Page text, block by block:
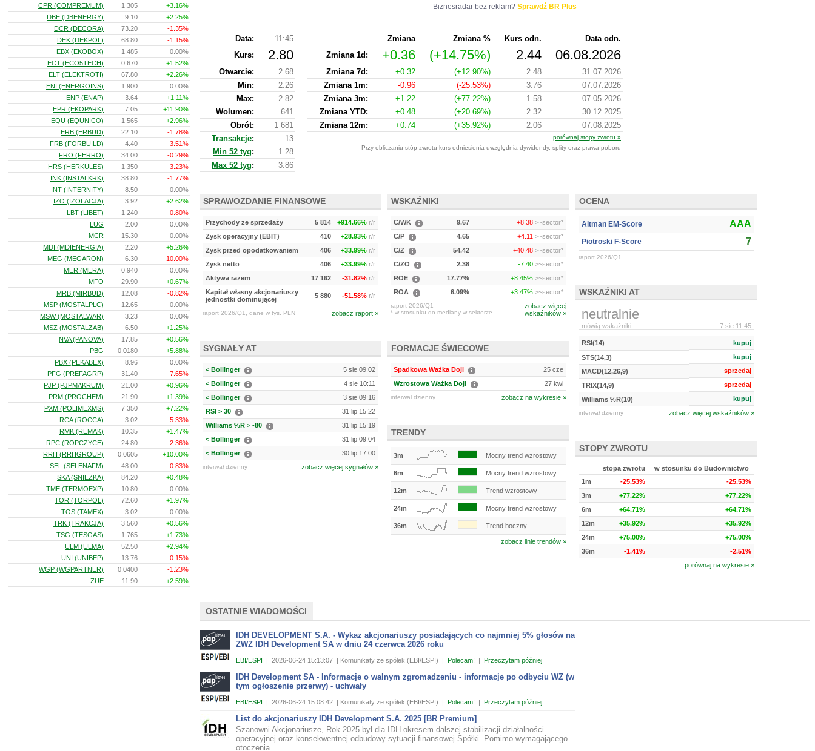
Biznesradar bez reklam? Sprawdź BR Plus
Data:
11:45
Kurs: 2.80
Otwarcie:
2.68
Min:
2.26
Max:
2.82
Wolumen:
641
Obrót:
1 681
Transakcje:
13
Min 52 tyg:
1.28
Max 52 tyg: 3.86
Zmiana Zmiana % Kurs odn.
Data odn.
Zmiana 1d:
+0.36 (+14.75%) 2.44 06.08.2026
Zmiana 7d: +0.32 (+12.90%) 2.48
31.07.2026
Zmiana 1m:
-0.96 (-25.53%) 3.76
07.07.2026
Zmiana 3m:
+1.22 (+77.22%) 1.58
07.05.2026
Zmiana YTD:
+0.48 (+20.69%) 2.32
30.12.2025
Zmiana 12m:
+0.74 (+35.92%) 2.06 07.08.2025
porównaj stopy zwrotu »
Przy obliczaniu stóp zwrotu kurs odniesienia uwzględnia dywidendy, splity oraz prawa poboru
SPRAWOZDANIE FINANSOWE
Przychody ze sprzedaży 5 814 +914.66% r/r
Zysk operacyjny (EBIT)
410 +28.93% r/r
Zysk przed opodatkowaniem
406 +33.99% r/r
Zysk netto
406 +33.99% r/r
Aktywa razem
17 162 -31.82% r/r
Kapitał własny akcjonariuszy
jednostki dominującej
5 880 -51.58% r/r
raport 2026/Q1, dane w tys. PLN zobacz raport »
WSKAŹNIKI
C/WK 9.67 +8.38 >~sector*
C/P
4.65 +4.11 >~sector*
C/Z
54.42 +40.48 >~sector*
C/ZO
2.38 -7.40 >~sector*
ROE
17.77% +8.45% >~sector*
ROA
6.09% +3.47% >~sector*
raport 2026/Q1
* w stosunku do mediany w sektorze
zobacz więcej
wskaźników »
OCENA
Altman EM-Score AAA
Piotroski F-Score 7
raport 2026/Q1
WSKAŹNIKI AT
neutralnie
7 sie 11:45
mówią wskaźniki
RSI(14)
kupuj
STS(14,3)
kupuj
MACD(12,26,9)
sprzedaj
TRIX(14,9)
sprzedaj
Williams %R(10)
kupuj
interwał dzienny zobacz więcej wskaźników »
SYGNAŁY AT
< Bollinger
5 sie 09:02
< Bollinger
4 sie 10:11
< Bollinger
3 sie 09:16
RSI > 30
31 lip 15:22
Williams %R > -80
31 lip 15:19
< Bollinger
31 lip 09:04
< Bollinger
30 lip 17:00
interwał dzienny zobacz więcej sygnałów »
FORMACJE ŚWIECOWE
Spadkowa Ważka Doji
25 cze
Wzrostowa Ważka Doji
27 kwi
interwał dzienny zobacz na wykresie »
TRENDY
3m Mocny trend wzrostowy
6m Mocny trend wzrostowy
12m Trend wzrostowy
24m Mocny trend wzrostowy
36m Trend boczny
zobacz linie trendów »
STOPY ZWROTU
stopa zwrotu
w stosunku do Budownictwo
1m
-25.53%
-25.53%
3m
+77.22%
+77.22%
6m
+64.71%
+64.71%
12m
+35.92%
+35.92%
24m
+75.00%
+75.00%
36m
-1.41%
-2.51%
porównaj na wykresie »
OSTATNIE WIADOMOŚCI
IDH DEVELOPMENT S.A. - Wykaz akcjonariuszy posiadających co najmniej 5% głosów na
ZWZ IDH Development SA w dniu 24 czerwca 2026 roku
EBI/ESPI 2026-06-24 15:13:07 | Komunikaty ze spółek (EBI/ESPI) Polecam! Przeczytam później
IDH Development SA - Informacje o walnym zgromadzeniu - informacje po odbyciu WZ (w
tym ogłoszenie przerwy) - uchwały
EBI/ESPI 2026-06-24 15:08:42 | Komunikaty ze spółek (EBI/ESPI) Polecam! Przeczytam później
List do akcjonariuszy IDH Development S.A. 2025 [BR Premium]
Szanowni Akcjonariusze, Rok 2025 był dla IDH okresem dalszej stabilizacji działalności
operacyjnej oraz konsekwentnej odbudowy sytuacji finansowej Spółki. Pomimo wymagającego
otoczenia...
CPR (COMPREMUM)
1.305
+3.16%
DBE (DBENERGY)
9.10
+2.25%
DCR (DECORA)
73.20
-1.35%
DEK (DEKPOL)
68.80
-1.15%
EBX (EKOBOX)
1.485
0.00%
ECT (ECO5TECH)
0.670
+1.52%
ELT (ELEKTROTI)
67.80
+2.26%
ENI (ENERGOINS)
1.900
0.00%
ENP (ENAP)
3.64
+1.11%
EPR (EKOPARK)
7.05
+11.90%
EQU (EQUNICO)
1.565
+2.96%
ERB (ERBUD)
22.10
-1.78%
FRB (FORBUILD)
4.40
-3.51%
FRO (FERRO)
34.00
-0.29%
HRS (HERKULES)
1.350
-3.23%
INK (INSTALKRK)
38.80
-1.77%
INT (INTERNITY)
8.50
0.00%
IZO (IZOLACJA)
3.92
+2.62%
LBT (LIBET)
1.240
-0.80%
LUG
2.00
0.00%
MCR
15.30
0.00%
MDI (MDIENERGIA)
2.20
+5.26%
MEG (MEGARON)
6.30
-10.00%
MER (MERA)
0.940
0.00%
MFO
29.90
+0.67%
MRB (MIRBUD)
12.08
-0.82%
MSP (MOSTALPLC)
12.65
0.00%
MSW (MOSTALWAR)
3.23
0.00%
MSZ (MOSTALZAB)
6.50
+1.25%
NVA (PANOVA)
17.85
+0.56%
PBG
0.0180
+5.88%
PBX (PEKABEX)
8.96
0.00%
PFG (PREFAGRP)
31.40
-7.65%
PJP (PJPMAKRUM)
21.00
+0.96%
PRM (PROCHEM)
21.90
+1.39%
PXM (POLIMEXMS)
7.350
+7.22%
RCA (ROCCA)
3.02
-5.33%
RMK (REMAK)
10.35
+1.47%
RPC (ROPCZYCE)
24.80
-2.36%
RRH (RRHGROUP)
0.0605
+10.00%
SEL (SELENAFM)
48.00
-0.83%
SKA (SNIEZKA)
84.20
+0.48%
TME (TERMOEXP)
10.80
0.00%
TOR (TORPOL)
72.60
+1.97%
TOS (TAMEX)
3.02
0.00%
TRK (TRAKCJA)
3.560
+0.56%
TSG (TESGAS)
1.765
+1.73%
ULM (ULMA)
52.50
+2.94%
UNI (UNIBEP)
13.76
-0.15%
WGP (WGPARTNER)
0.0400
-1.23%
ZUE
11.90 +2.59%